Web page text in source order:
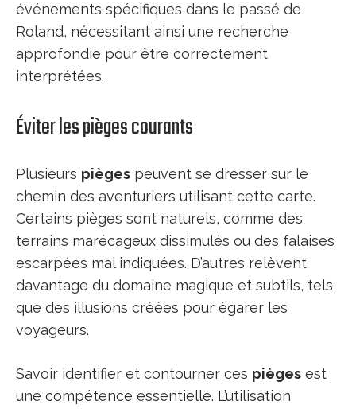
événements spécifiques dans le passé de
Roland, nécessitant ainsi une recherche
approfondie pour être correctement
interprétées.
Éviter les pièges courants
Plusieurs pièges peuvent se dresser sur le
chemin des aventuriers utilisant cette carte.
Certains pièges sont naturels, comme des
terrains marécageux dissimulés ou des falaises
escarpées mal indiquées. D’autres relèvent
davantage du domaine magique et subtils, tels
que des illusions créées pour égarer les
voyageurs.
Savoir identifier et contourner ces pièges est
une compétence essentielle. L’utilisation